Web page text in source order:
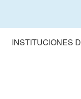
INSTITUCIONES